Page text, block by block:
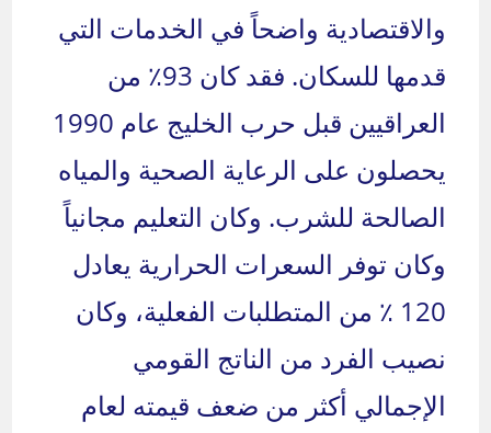
والاقتصادية واضحاً في الخدمات التي
قدمها للسكان. فقد كان 93٪ من
العراقيين قبل حرب الخليج عام 1990
يحصلون على الرعاية الصحية والمياه
الصالحة للشرب. وكان التعليم مجانياً
وكان توفر السعرات الحرارية يعادل
120 ٪ من المتطلبات الفعلية، وكان
نصيب الفرد من الناتج القومي
الإجمالي أكثر من ضعف قيمته لعام